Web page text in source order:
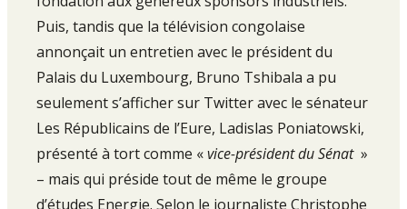
Puis, tandis que la télévision congolaise
annonçait un entretien avec le président du
Palais du Luxembourg, Bruno Tshibala a pu
seulement s’afficher sur Twitter avec le séna­teur
Les Républicains de l’Eure, Ladislas Poniatowski,
présenté à tort comme «vice­-président du Sénat »
– mais qui préside tout de même le groupe
d’études Energie. Selon le journaliste Christophe